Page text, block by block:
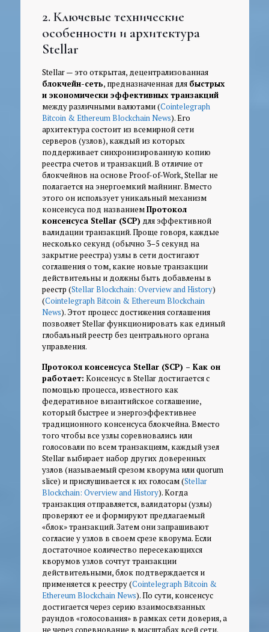
2. Ключевые технические
особенности и архитектура
Stellar
Stellar — это открытая, децентрализованная
блокчейн-сеть, предназначенная для быстрых
и экономически эффективных транзакций
между различными валютами (Cointelegraph
Bitcoin & Ethereum Blockchain News). Его
архитектура состоит из всемирной сети
серверов (узлов), каждый из которых
поддерживает синхронизированную копию
реестра счетов и транзакций. В отличие от
блокчейнов на основе Proof-of-Work, Stellar не
полагается на энергоемкий майнинг. Вместо
этого он использует уникальный механизм
консенсуса под названиемПротокол
консенсуса Stellar (SCP) для эффективной
валидации транзакций. Проще говоря, каждые
несколько секунд (обычно 3–5 секунд на
закрытие реестра) узлы в сети достигают
соглашения о том, какие новые транзакции
действительны и должны быть добавлены в
реестр (Stellar Blockchain: Overview and History)
(Cointelegraph Bitcoin & Ethereum Blockchain
News). Этот процесс достижения соглашения
позволяет Stellar функционировать как единый
глобальный реестр без центрального органа
управления.
Протокол консенсуса Stellar (SCP) – Как он
работает: Консенсус в Stellar достигается с
помощью процесса, известного как
федеративное византийское соглашение,
который быстрее и энергоэффективнее
традиционного консенсуса блокчейна. Вместо
того чтобы все узлы соревновались или
голосовали по всем транзакциям, каждый узел
Stellar выбирает набор других доверенных
узлов (называемыйсрезом кворумаилиquorum
slice) и прислушивается к их голосам (Stellar
Blockchain: Overview and History). Когда
транзакция отправляется, валидаторы (узлы)
проверяют ее и формируют предлагаемый
«блок» транзакций. Затем они запрашивают
согласие у узлов в своем срезе кворума. Если
достаточное количество пересекающихся
кворумов узлов сочтут транзакции
действительными, блок подтверждается и
применяется к реестру (Cointelegraph Bitcoin &
Ethereum Blockchain News). По сути, консенсус
достигается через серию взаимосвязанных
раундов «голосования» в рамках сети доверия, а
не через соревнование в масштабах всей сети.